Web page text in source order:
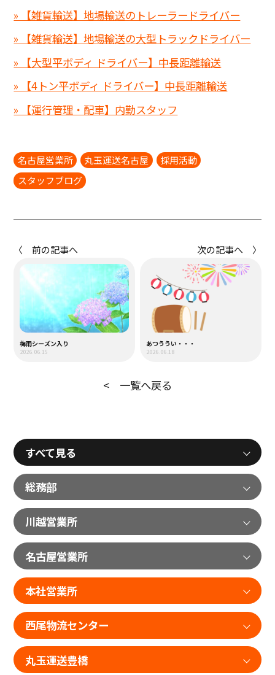
» 【雑貨輸送】地場輸送のトレーラードライバー
» 【雑貨輸送】地場輸送の大型トラックドライバー
» 【大型平ボディ ドライバー】中長距離輸送
» 【4トン平ボディ ドライバー】中長距離輸送
» 【運行管理・配車】内勤スタッフ
名古屋営業所 丸玉運送名古屋
採用活動
スタッフブログ
〈 前の記事へ
梅雨シーズン入り
2026.06.15
次の記事へ 〉
あつううい・・・
2026.06.18
< 一覧へ戻る
すべて見る
総務部
川越営業所
名古屋営業所
本社営業所
西尾物流センター
丸玉運送豊橋